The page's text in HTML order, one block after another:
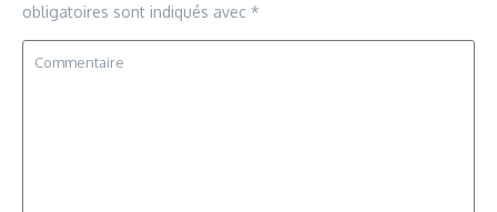
obligatoires sont indiqués avec *